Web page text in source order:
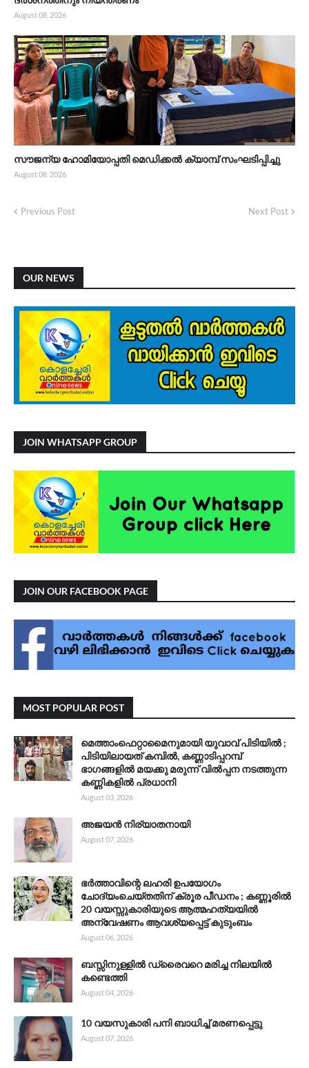
August 08, 2026
സൗജന്യ ഹോമിയോപ്പതി മെഡിക്കൽ ക്യാമ്പ് സംഘടിപ്പിച്ചു
August 08, 2026
Previous Post Next Post
OUR NEWS
JOIN WHATSAPP GROUP
JOIN OUR FACEBOOK PAGE
MOST POPULAR POST
മെത്താംഫെറ്റാമൈനുമായി യുവാവ് പിടിയിൽ ;
പിടിയിലായത് കമ്പിൽ, കണ്ണാടിപ്പറമ്പ്
ഭാഗങ്ങളിൽ മയക്കു മരുന്ന് വിൽപ്പന നടത്തുന്ന
കണ്ണികളിൽ പ്രധാനി
August 03, 2026
അജയൻ നിര്യാതനായി
August 07, 2026
ഭർത്താവിന്റെ ലഹരി ഉപയോഗം
ചോദ്യംചെയ്തതിന് ക്രൂര പീഡനം ; കണ്ണൂരിൽ
20 വയസ്സുകാരിയുടെ ആത്മഹത്യയിൽ
അന്വേഷണം ആവശ്യപ്പെട്ട് കുടുംബം
August 06, 2026
ബസ്സിനുള്ളിൽ ഡ്രൈവറെ മരിച്ച നിലയിൽ
കണ്ടെത്തി
August 04, 2026
10 വയസുകാരി പനി ബാധിച്ച് മരണപ്പെട്ടു
August 07, 2026